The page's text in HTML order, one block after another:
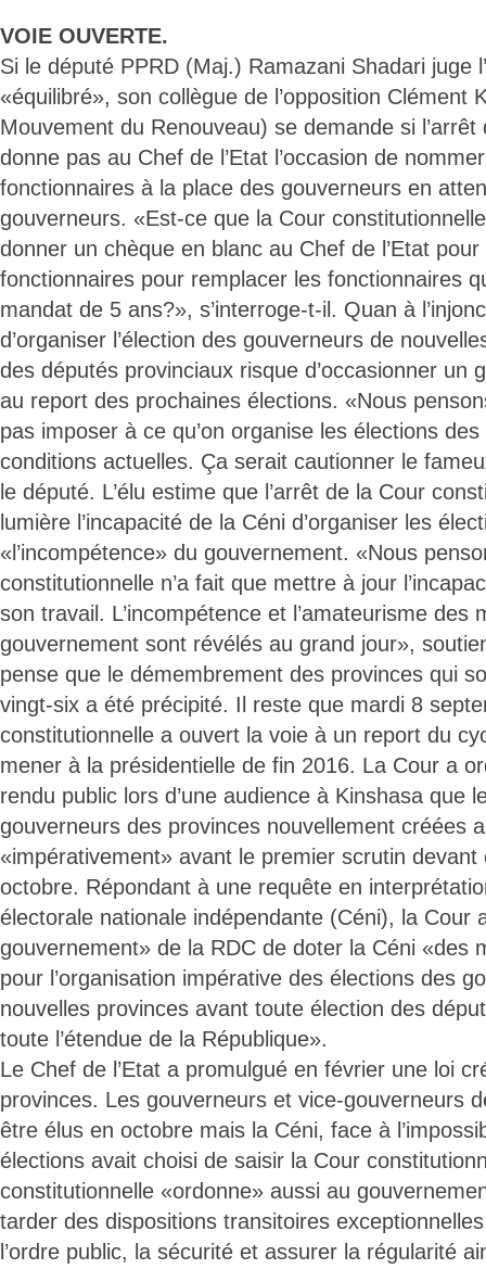
VOIE OUVERTE.
Si le député PPRD (Maj.) Ramazani Shadari juge
«équilibré», son collègue de l’opposition Clément
Mouvement du Renouveau) se demande si
donne pas au Chef de l’Etat l’occasion de
fonctionnaires à la place des gouverneurs en
gouverneurs. «Est-ce que la Cour
donner un chèque en blanc au Chef de l’Etat
fonctionnaires pour remplacer les fonctionnaires
mandat de 5 ans?», s’interroge-t-il. Quan à
d’organiser l’élection des gouverneurs de
des députés provinciaux risque d’occasionner un
au report des prochaines élections. «Nous
pas imposer à ce qu’on organise les élections
conditions actuelles. Ça serait cautionner le
le député. L’élu estime que l’arrêt de la Cour
lumière l’incapacité de la Céni d’organiser les
«l’incompétence» du gouvernement. «Nous
constitutionnelle n’a fait que mettre à jour
son travail. L’incompétence et l’amateurisme des
gouvernement sont révélés au grand jour»,
pense que le démembrement des provinces qui
vingt-six a été précipité. Il reste que mardi 8
constitutionnelle a ouvert la voie à un report du
mener à la présidentielle de fin 2016. La Cour a
rendu public lors d’une audience à Kinshasa que
gouverneurs des provinces nouvellement créées
«impérativement» avant le premier scrutin
octobre. Répondant à une requête en
électorale nationale indépendante (Céni), la Cour
gouvernement» de la RDC de doter la Céni «des
pour l’organisation impérative des élections des
nouvelles provinces avant toute élection des
toute l’étendue de la République».
Le Chef de l’Etat a promulgué en février une loi
provinces. Les gouverneurs et vice-gouverneurs
être élus en octobre mais la Céni, face à
élections avait choisi de saisir la Cour
constitutionnelle «ordonne» aussi au
tarder des dispositions transitoires
l’ordre public, la sécurité et assurer la régularité